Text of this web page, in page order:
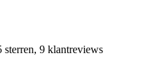
sterren, 9 klantreviews